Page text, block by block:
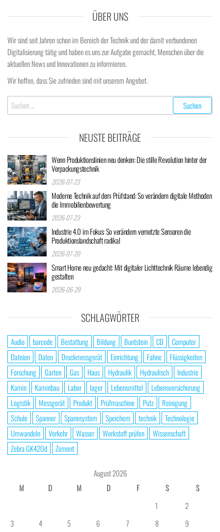
ÜBER UNS
Wir sind seit Jahren schon im Bereich der Technik und der damit verbundenen
Digitalisierung tätig und haben es uns zur Aufgabe gemacht, Menschen über die
aktuellen News und Innovationen zu informieren.
Wir hoffen, dass Sie zufrieden sind mit unserem Angebot.
Suchen
nach:
NEUSTE BEITRÄGE
Wenn Produktionslinien neu denken: Die stille Revolution hinter der
Verpackungstechnik
2026-07-23
Moderne Technik auf dem Prüfstand: So verändern digitale Methoden
die Immobilienbewertung
2026-07-23
Industrie 4.0 im Fokus: So verändern vernetzte Sensoren die
Produktionslandschaft radikal
2026-07-20
Smart Home neu gedacht: Mit digitaler Lichttechnik Räume lebendig
gestalten
2026-06-29
SCHLAGWÖRTER
Audio barcode Bestattung Bildung Buntstein CD
Computer
Dateien
Daten Druckmessgerät Einrichtung Fahne
Flüssigkeiten
Forschung
Garten Gas Haus Hydraulik Hydraulisch
Industrie
Kamin
Kaminbau Labor lager Lebensmittel
Lebensversicherung
Logistik
Messgerät Produkt Prüfmaschine Putz
Reinigung
Schule
Spanner Spannsystem Speichern technik
Technologie
Umwandeln
Verkehr Wasser Werkstoff prüfen
Wissenschaft
Zebra GK420d
Zement
August 2026
M
D M D F S
S
1
2
3
4 5 6 7 8
9